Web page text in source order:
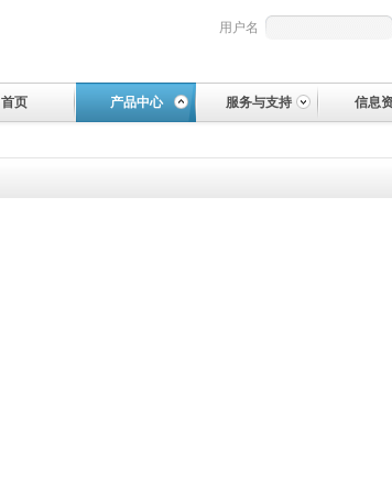
用户名
首页 产品中心 服务与支持 信息